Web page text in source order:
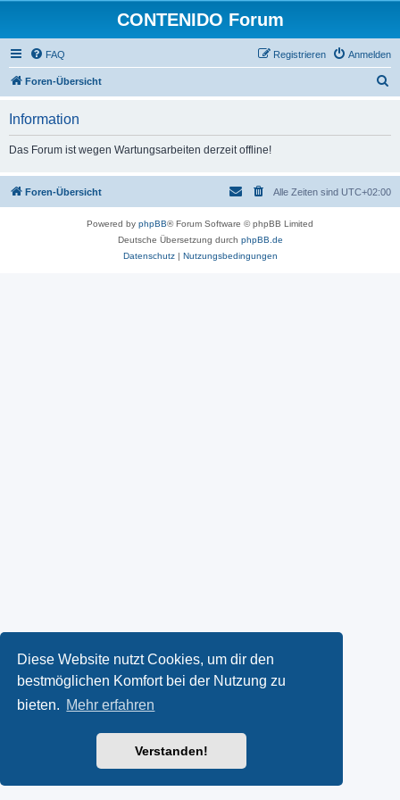
Diese Website nutzt Cookies, um dir den
bestmöglichen Komfort bei der Nutzung zu
bieten. Mehr erfahren
Verstanden!
CONTENIDO Forum
FAQ Anmelden
Registrieren
Foren-Übersicht
Information
Das Forum ist wegen Wartungsarbeiten derzeit offline!
Foren-Übersicht Alle Zeiten sind UTC+02:00
Powered by phpBB® Forum Software © phpBB Limited
Deutsche Übersetzung durch phpBB.de
Datenschutz| Nutzungsbedingungen